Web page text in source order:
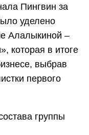
Пингвин за
уделено
Алалыкиной –
которая в итоге
выбрав
первого
группы